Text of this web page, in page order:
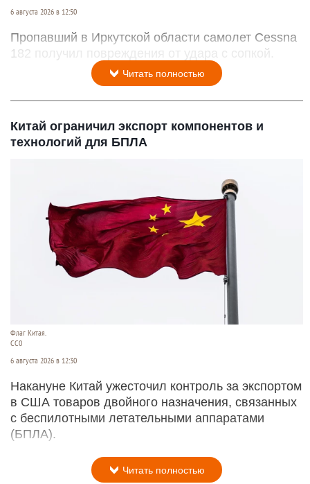
6 августа 2026 в 12:50
Пропавший в Иркутской области самолет Cessna
182 получил повреждения от удара с сопкой.
Читать полностью
Китай ограничил экспорт компонентов и
технологий для БПЛА
Флаг Китая.
CC0
6 августа 2026 в 12:30
Накануне Китай ужесточил контроль за экспортом
в США товаров двойного назначения, связанных
с беспилотными летательными аппаратами
(БПЛА).
Читать полностью